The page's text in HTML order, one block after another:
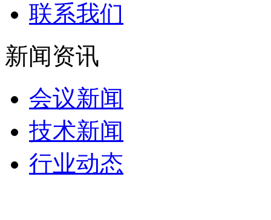
联系我们
新闻资讯
会议新闻
技术新闻
行业动态